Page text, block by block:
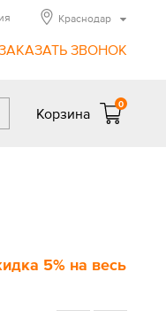
ЗВОНОК
Краснодар
Корзина
0
5% на весь